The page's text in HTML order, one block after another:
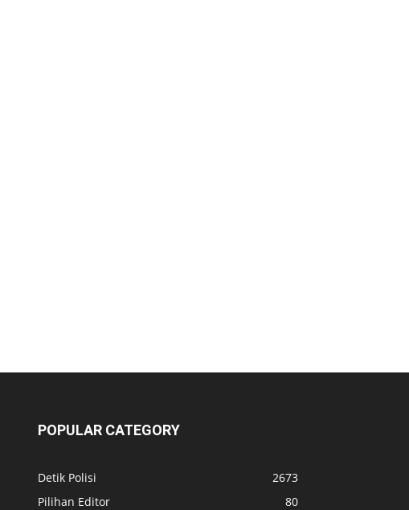
POPULAR CATEGORY
Detik Polisi
2673
Pilihan Editor
80